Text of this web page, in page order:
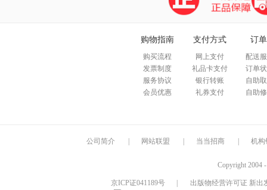
购物指南
购买流程
发票制度
服务协议
会员优惠
支付方式
网上支付
礼品卡支付
银行转账
礼券支付
订
配送
订单
自助
自助
公司简介 网站联盟 当当招商 机构
Copyright 2004
京ICP证041189号
出版物经营许可证 新出